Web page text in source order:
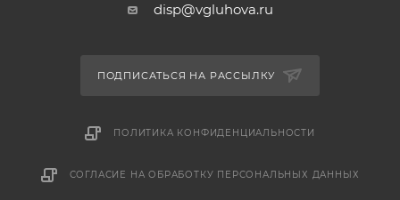
disp@vgluhova.ru
ПОДПИСАТЬСЯ НА РАССЫЛКУ
ПОЛИТИКА КОНФИДЕНЦИАЛЬНОСТИ
СОГЛАСИЕ НА ОБРАБОТКУ ПЕРСОНАЛЬНЫХ ДАННЫХ